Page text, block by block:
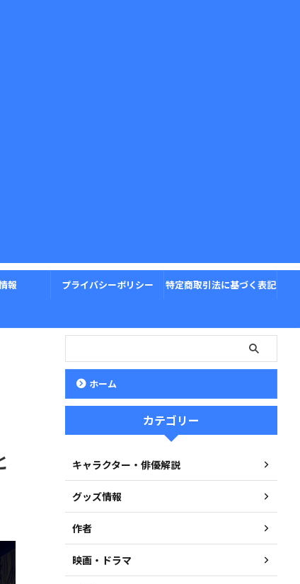
報 プライバシーポリシー 特定商取引法に基づく表記
ホーム
カテゴリー
キャラクター・俳優解説
グッズ情報
作者
映画・ドラマ